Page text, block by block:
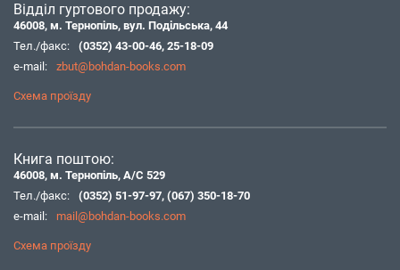
Відділ гуртового продажу:
46008, м. Тернопіль, вул. Подільська, 44
Тел./факс:
(0352) 43-00-46, 25-18-09
e-mail:
zbut@bohdan-books.com
Схема проїзду
Книга поштою:
46008, м. Тернопіль, А/С 529
Тел./факс:
(0352) 51-97-97, (067) 350-18-70
e-mail:
mail@bohdan-books.com
Схема проїзду